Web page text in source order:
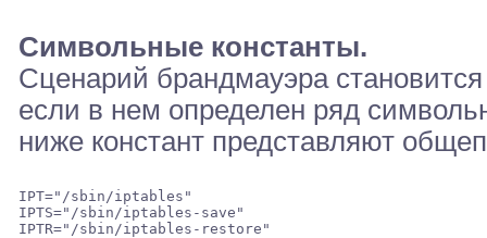
Символьные константы.
Сценарий брандмауэра
если в нем определен ряд
ниже констант представляют
IPT="/sbin/iptables"
IPTS="/sbin/iptables-save"
IPTR="/sbin/iptables-restore"